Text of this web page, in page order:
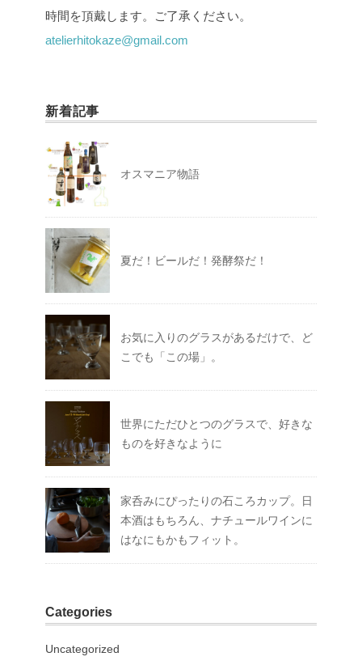
時間を頂戴します。ご了承ください。
atelierhitokaze@gmail.com
新着記事
オスマニア物語
夏だ！ビールだ！発酵祭だ！
お気に入りのグラスがあるだけで、ど
こでも「この場」。
世界にただひとつのグラスで、好きな
ものを好きなように
家呑みにぴったりの石ころカップ。日
本酒はもちろん、ナチュールワインに
はなにもかもフィット。
Categories
Uncategorized